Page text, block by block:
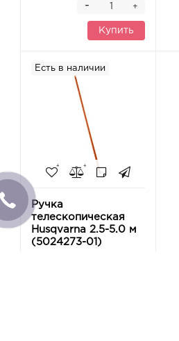
+
-
Купить
Есть в наличии
Ручка
телескопическая
Husqvarna 2.5-5.0 м
(5024273-01)